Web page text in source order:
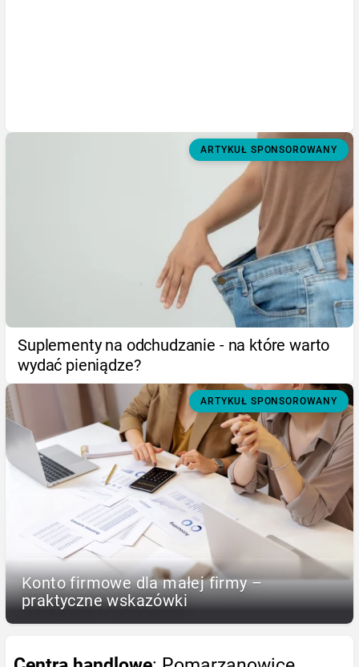
ARTYKUŁ SPONSOROWANY
Suplementy na odchudzanie - na które warto
wydać pieniądze?
ARTYKUŁ SPONSOROWANY
Konto firmowe dla małej firmy –
praktyczne wskazówki